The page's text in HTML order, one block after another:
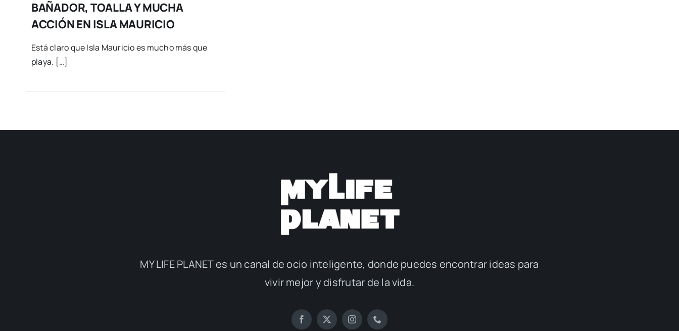
BAÑADOR, TOALLA Y MUCHA
ACCIÓN EN ISLA MAURICIO
Está claro que Isla Mauricio es mucho más que
playa. […]
MY LIFE PLANET es un canal de ocio inteligente, donde puedes encontrar ideas para
vivir mejor y disfrutar de la vida.